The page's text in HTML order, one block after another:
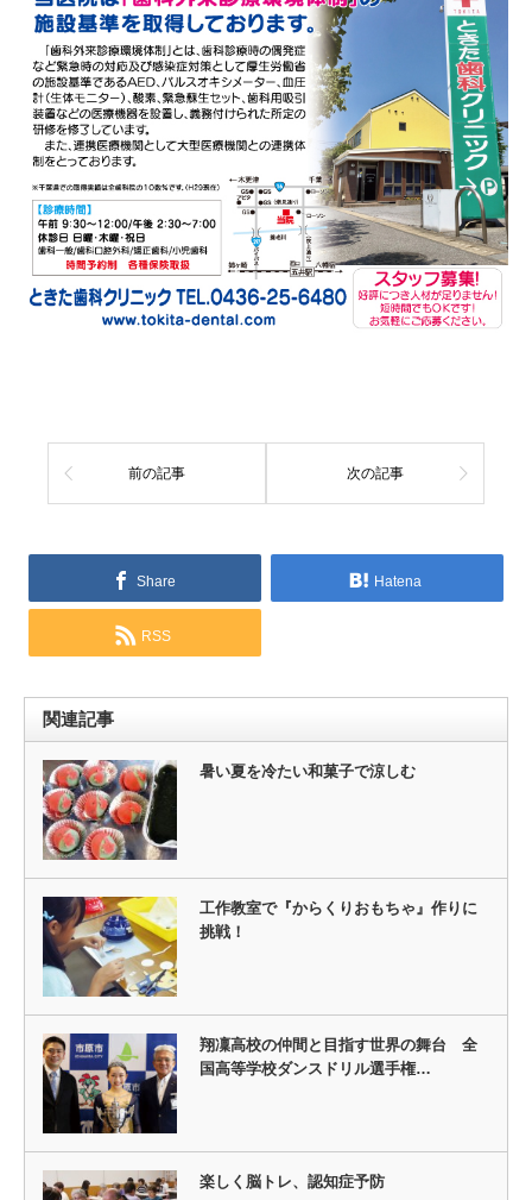
前の記事 次の記事
Share Hatena
RSS
関連記事
暑い夏を冷たい和菓子で涼しむ
工作教室で『からくりおもちゃ』作りに
挑戦！
翔凜高校の仲間と目指す世界の舞台 全
国高等学校ダンスドリル選手権…
楽しく脳トレ、認知症予防